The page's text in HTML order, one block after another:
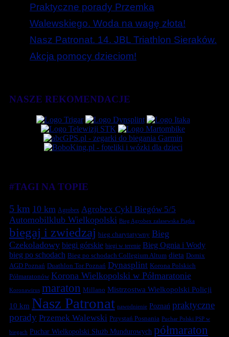
Praktyczne porady Przemka
Walewskiego. Woda na wagę złota!
Nasz Patronat. 14. JBL Triathlon Sieraków.
Akcja pomocy dzieciom!
NASZE REKOMENDACJE
#TAGI NA TOPIE
5 km 10 km Agrobex Agrobex Cykl Biegów 5/5
Automobilklub Wielkopolski Bieg Agrobex zalasewska Piątka
biegaj i zwiedzaj bieg charytatywny Bieg
Czekoladowy biegi górskie biegi w terenie Bieg Ognia i Wody
bieg po schodach Bieg po schodach Collegium Altum dieta Domix
AGD Poznań Duathlon Tor Poznań Dynasplint Korona Polskich
Półmaratonów Korona Wielkopolski w Półmaratonie
Koronawirus maraton Millano Mistrzostwa Wielkopolski Policji
10 km Nasz Patronat nawodnienie Poznań praktyczne
porady Przemek Walewski Przystań Posnania Puchar Polski PSP w
biegach Puchar Wielkopolski Służb Mundurowych półmaraton